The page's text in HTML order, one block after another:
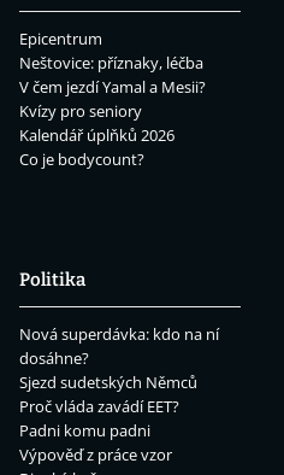
Epicentrum
Neštovice: příznaky, léčba
V čem jezdí Yamal a Mesii?
Kvízy pro seniory
Kalendář úplňků 2026
Co je bodycount?
Politika
Nová superdávka: kdo na ní
dosáhne?
Sjezd sudetských Němců
Proč vláda zavádí EET?
Padni komu padni
Výpověď z práce vzor